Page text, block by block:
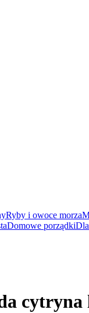
Ryby i owoce morza
Domowe porządki
cytryna